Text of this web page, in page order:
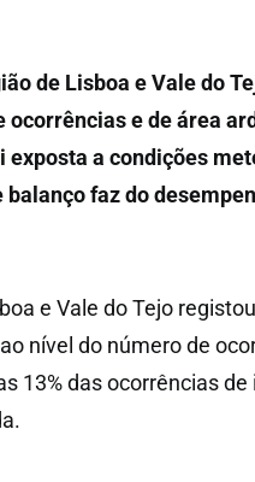
de Lisboa e Vale do
e de área
exposta a condições
balanço faz do
e Vale do Tejo
nível do número de
13% das ocorrências